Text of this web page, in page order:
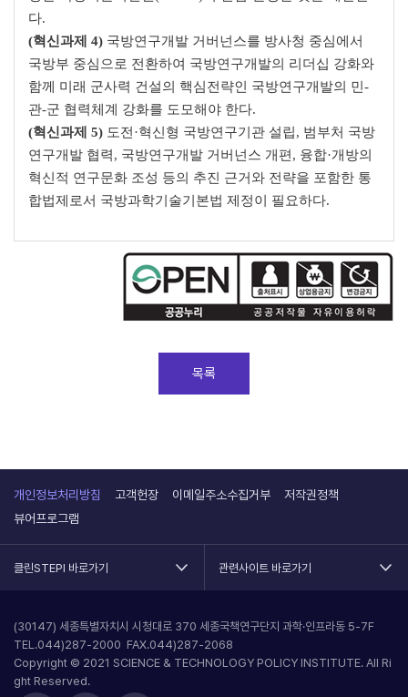
다.
(혁신과제 4) 국방연구개발 거버넌스를 방사청 중심에서
국방부 중심으로 전환하여 국방연구개발의 리더십 강화와
함께 미래 군사력 건설의 핵심전략인 국방연구개발의 민 -
관-군 협력체계 강화를 도모해야 한다.
(혁신과제 5) 도전 ·혁신형 국방연구기관 설립, 범부처 국방
연구개발 협력, 국방연구개발 거버넌스 개편 , 융합·개방의
혁신적 연구문화 조성 등의 추진 근거와 전략을 포함한 통
합법제로서 국방과학기술기본법 제정이 필요하다.
목록
개인정보처리방침 고객헌장 이메일주소수집거부
저작권정책
뷰어프로그램
클린STEPI 바로가기 관련사이트 바로가기
(30147) 세종특별자치시 시청대로 370 세종국책연구단지 과학·인프라동 5-7F
TEL.044)287-2000 FAX.044)287-2068
Copyright © 2021 SCIENCE & TECHNOLOGY POLICY INSTITUTE. All Ri
ght Reserved.